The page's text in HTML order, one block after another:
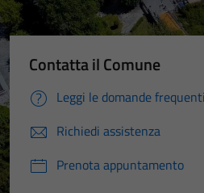
Contatta il Comune
Leggi le domande frequenti
Richiedi assistenza
Prenota appuntamento